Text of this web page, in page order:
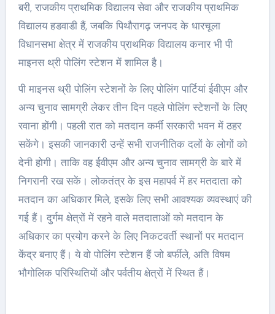
बरी, राजकीय प्राथमिक विद्यालय सेवा और राजकीय प्राथमिक
विद्यालय हडवाडी हैं, जबकि पिथौरागढ़ जनपद के धारचूला
विधानसभा क्षेत्र में राजकीय प्राथमिक विद्यालय कनार भी पी
माइनस थ्री पोलिंग स्टेशन में शामिल है।
पी माइनस थ्री पोलिंग स्टेशनों के लिए पोलिंग पार्टियां ईवीएम और
अन्य चुनाव सामग्री लेकर तीन दिन पहले पोलिंग स्टेशनों के लिए
रवाना होंगी। पहली रात को मतदान कर्मी सरकारी भवन में ठहर
सकेंगे। इसकी जानकारी उन्हें सभी राजनीतिक दलों के लोगों को
देनी होगी। ताकि वह ईवीएम और अन्य चुनाव सामग्री के बारे में
निगरानी रख सकें। लोकतंत्र के इस महापर्व में हर मतदाता को
मतदान का अधिकार मिले, इसके लिए सभी आवश्यक व्यवस्थाएं की
गई हैं। दुर्गम क्षेत्रों में रहने वाले मतदाताओं को मतदान के
अधिकार का प्रयोग करने के लिए निकटवर्ती स्थानों पर मतदान
केंद्र बनाए हैं। ये वो पोलिंग स्टेशन हैं जो बर्फीले, अति विषम
भौगोलिक परिस्थितियों और पर्वतीय क्षेत्रों में स्थित हैं।